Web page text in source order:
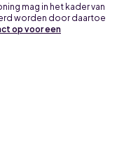
mag in het kader van
worden door daartoe
op voor een